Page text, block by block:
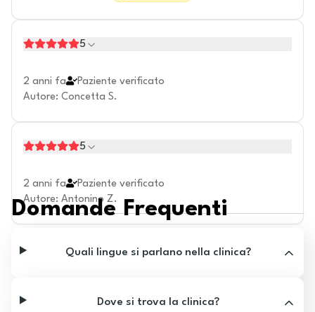
5
2 anni fa
Paziente verificato
Autore: Concetta S.
5
2 anni fa
Paziente verificato
Autore: Antonino Z.
Domande Frequenti
Quali lingue si parlano nella clinica?
Dove si trova la clinica?